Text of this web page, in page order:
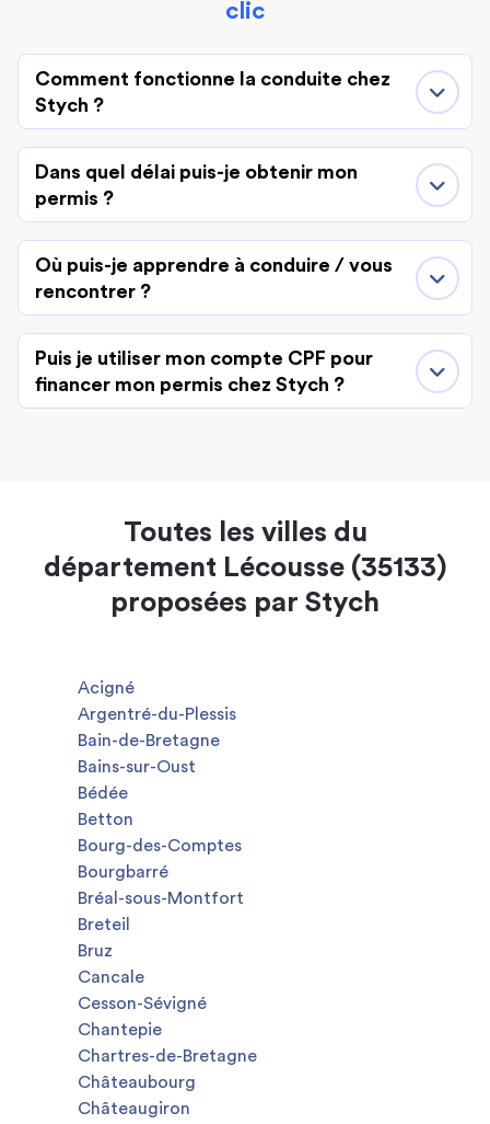
clic
Comment fonctionne la conduite chez
Stych ?
Dans quel délai puis-je obtenir mon
permis ?
Où puis-je apprendre à conduire / vous
rencontrer ?
Puis je utiliser mon compte CPF pour
financer mon permis chez Stych ?
Toutes les villes du
département Lécousse (35133)
proposées par Stych
Acigné
Argentré-du-Plessis
Bain-de-Bretagne
Bains-sur-Oust
Bédée
Betton
Bourg-des-Comptes
Bourgbarré
Bréal-sous-Montfort
Breteil
Bruz
Cancale
Cesson-Sévigné
Chantepie
Chartres-de-Bretagne
Châteaubourg
Châteaugiron